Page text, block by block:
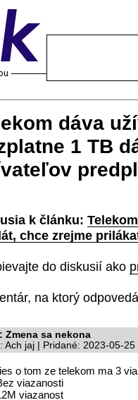
dáva
1 TB
k článku:
chce zrejme
do diskusií ako
na ktorý
Zmena sa nekona
Ach jaj | Pridané: 2023-05-25
o tom ze telekom ma 3
viazanosti
viazanost